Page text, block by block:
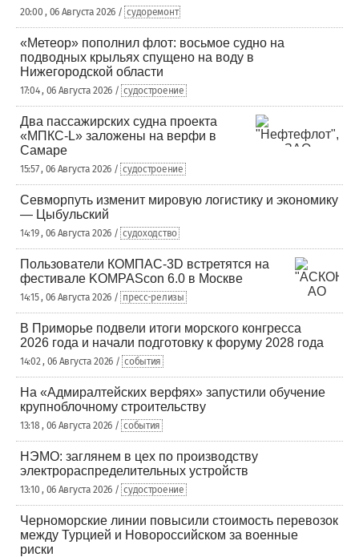
20:00 , 06 Августа 2026 / судоремонт
«Метеор» пополнил флот: восьмое судно на
подводных крыльях спущено на воду в
Нижегородской области
17:04 , 06 Августа 2026 / судостроение
Два пассажирских судна проекта
«МПКС-L» заложены на верфи в
Самаре
15:57 , 06 Августа 2026 / судостроение
Севморпуть изменит мировую логистику и экономику
— Цыбульский
14:19 , 06 Августа 2026 / судоходство
Пользователи КОМПАС-3D встретятся на
фестивале KOMPAScon 6.0 в Москве
14:15 , 06 Августа 2026 / пресс-релизы
В Приморье подвели итоги морского конгресса
2026 года и начали подготовку к форуму 2028 года
14:02 , 06 Августа 2026 / события
На «Адмиралтейских верфях» запустили обучение
крупноблочному строительству
13:18 , 06 Августа 2026 / события
НЭМО: заглянем в цех по производству
электрораспределительных устройств
13:10 , 06 Августа 2026 / судостроение
Черноморские линии повысили стоимость перевозок
между Турцией и Новороссийском за военные
риски